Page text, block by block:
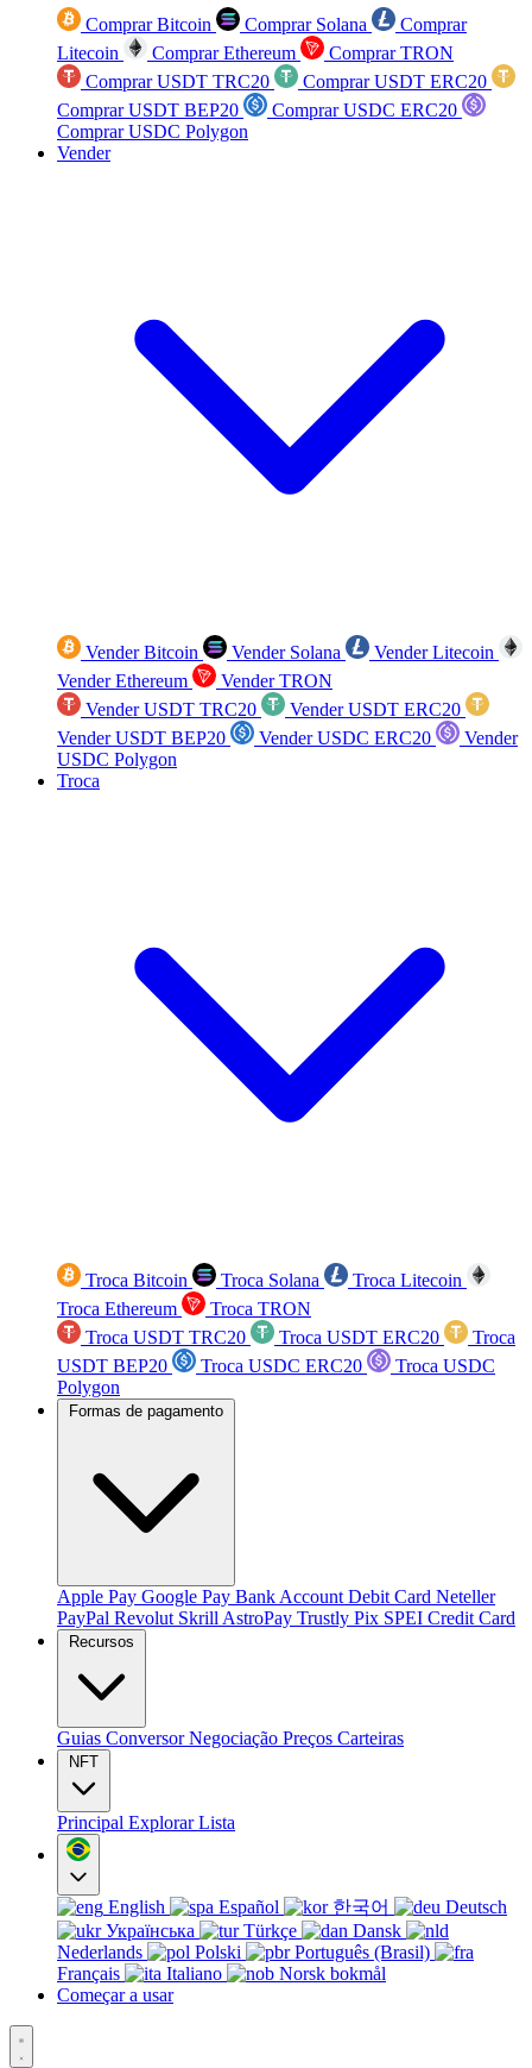
Comprar Bitcoin Comprar Solana
Comprar
Litecoin
Comprar Ethereum
Comprar TRON
Comprar USDT TRC20
Comprar USDT ERC20
Comprar USDT BEP20
Comprar USDC ERC20
Comprar USDC Polygon
Vender
Vender Bitcoin Vender Solana
Vender Litecoin
Vender Ethereum
Vender TRON
Vender USDT TRC20
Vender USDT ERC20
Vender USDT BEP20
Vender USDC ERC20
Vender
USDC Polygon
Troca
Troca Bitcoin Troca Solana
Troca Litecoin
Troca Ethereum
Troca TRON
Troca USDT TRC20
Troca USDT ERC20
Troca
USDT BEP20
Troca USDC ERC20
Troca USDC
Polygon
Formas de pagamento
Apple Pay Google Pay Bank Account Debit Card Neteller
PayPal Revolut Skrill AstroPay Trustly Pix SPEI Credit Card
Recursos
Guias ConversorNegociação Preços Carteiras
NFT
Principal ExplorarLista
English Español 한국어
Deutsch
Українська
Türkçe
Dansk
Nederlands
Polski
Português (Brasil)
Français
Italiano
Norsk bokmål
Começar a usar